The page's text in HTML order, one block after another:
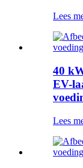
Lees
40
EV-
Lees